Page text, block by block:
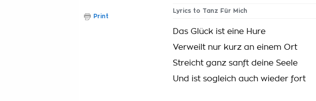
Lyrics to Tanz Für Mich
Das Glück ist eine Hure
Verweilt nur kurz an einem Ort
Streicht ganz sanft deine Seele
Und ist sogleich auch wieder fort
Print